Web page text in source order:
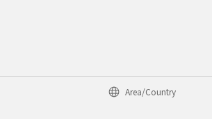
Area/Country